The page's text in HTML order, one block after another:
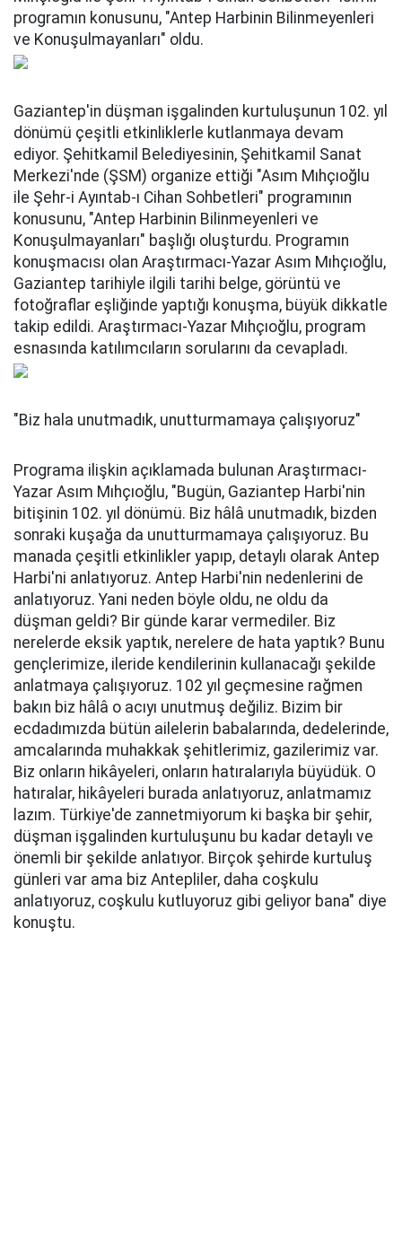
programın konusunu, "Antep Harbinin Bilinmeyenleri
ve Konuşulmayanları" oldu.
Gaziantep'in düşman işgalinden kurtuluşunun 102. yıl
dönümü çeşitli etkinliklerle kutlanmaya devam
ediyor. Şehitkamil Belediyesinin, Şehitkamil Sanat
Merkezi'nde (ŞSM) organize ettiği "Asım Mıhçıoğlu
ile Şehr-i Ayıntab-ı Cihan Sohbetleri" programının
konusunu, "Antep Harbinin Bilinmeyenleri ve
Konuşulmayanları" başlığı oluşturdu. Programın
konuşmacısı olan Araştırmacı-Yazar Asım Mıhçıoğlu,
Gaziantep tarihiyle ilgili tarihi belge, görüntü ve
fotoğraflar eşliğinde yaptığı konuşma, büyük dikkatle
takip edildi. Araştırmacı-Yazar Mıhçıoğlu, program
esnasında katılımcıların sorularını da cevapladı.
"Biz hala unutmadık, unutturmamaya çalışıyoruz"
Programa ilişkin açıklamada bulunan Araştırmacı-
Yazar Asım Mıhçıoğlu, "Bugün, Gaziantep Harbi'nin
bitişinin 102. yıl dönümü. Biz hâlâ unutmadık, bizden
sonraki kuşağa da unutturmamaya çalışıyoruz. Bu
manada çeşitli etkinlikler yapıp, detaylı olarak Antep
Harbi'ni anlatıyoruz. Antep Harbi'nin nedenlerini de
anlatıyoruz. Yani neden böyle oldu, ne oldu da
düşman geldi? Bir günde karar vermediler. Biz
nerelerde eksik yaptık, nerelere de hata yaptık? Bunu
gençlerimize, ileride kendilerinin kullanacağı şekilde
anlatmaya çalışıyoruz. 102 yıl geçmesine rağmen
bakın biz hâlâ o acıyı unutmuş değiliz. Bizim bir
ecdadımızda bütün ailelerin babalarında, dedelerinde,
amcalarında muhakkak şehitlerimiz, gazilerimiz var.
Biz onların hikâyeleri, onların hatıralarıyla büyüdük. O
hatıralar, hikâyeleri burada anlatıyoruz, anlatmamız
lazım. Türkiye'de zannetmiyorum ki başka bir şehir,
düşman işgalinden kurtuluşunu bu kadar detaylı ve
önemli bir şekilde anlatıyor. Birçok şehirde kurtuluş
günleri var ama biz Antepliler, daha coşkulu
anlatıyoruz, coşkulu kutluyoruz gibi geliyor bana" diye
konuştu.